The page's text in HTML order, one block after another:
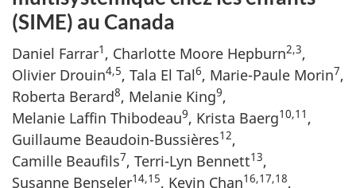
(SIME) au Canada
Daniel Farrar1 , Charlotte Moore Hepburn2,3,
Olivier Drouin4,5, Tala El Tal6, Marie-Paule Morin7,
Roberta Berard8, Melanie King9,
Melanie Laffin Thibodeau9, Krista Baerg10,11 ,
Guillaume Beaudoin-Bussières12,
Camille Beaufils7, Terri-Lyn Bennett13,
Susanne Benseler14,15, Kevin Chan16,17,18,